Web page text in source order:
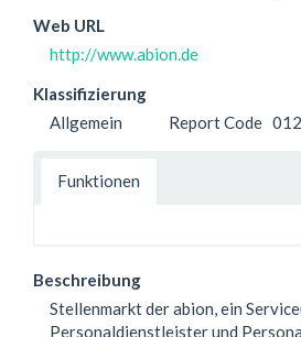
Web URL
http://www.abion.de
Klassifizierung
Allgemein Report Code 012
Funktionen
Beschreibung
Stellenmarkt der abion, ein
Personaldienstleister und